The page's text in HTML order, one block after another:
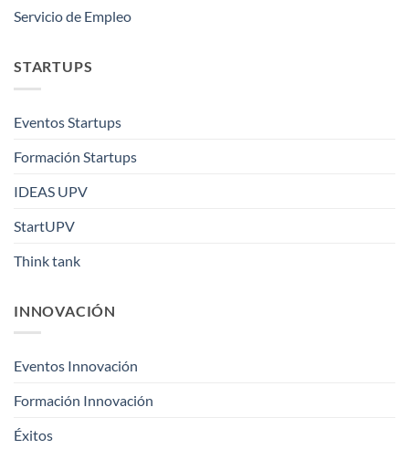
Servicio de Empleo
STARTUPS
Eventos Startups
Formación Startups
IDEAS UPV
StartUPV
Think tank
INNOVACIÓN
Eventos Innovación
Formación Innovación
Éxitos